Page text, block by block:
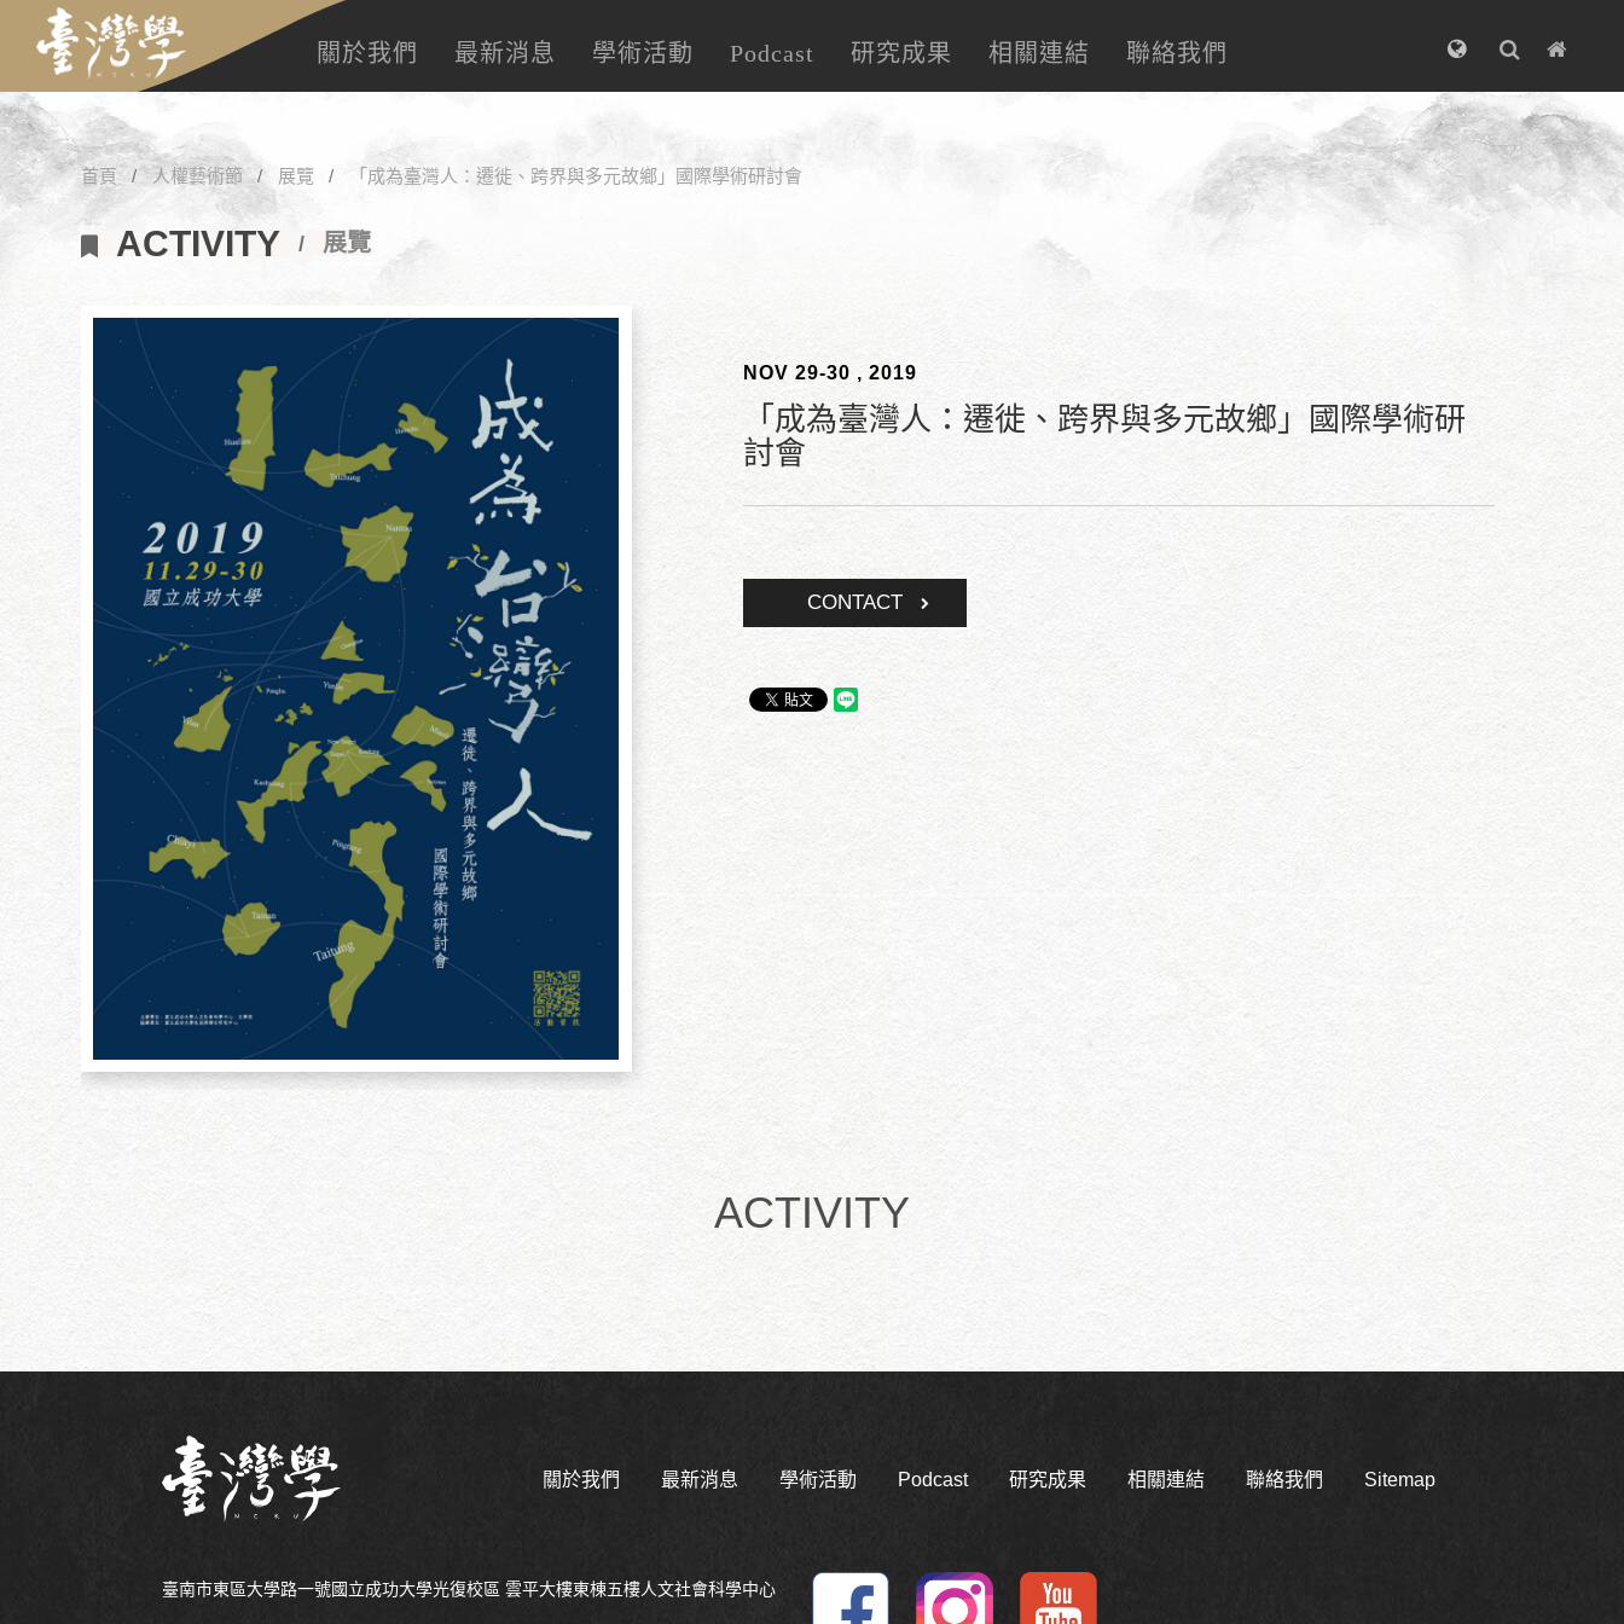
關於我們 最新消息 學術活動 Podcast 研究成果 相關連結 聯絡我們
首頁 人權藝術節 展覽 「成為臺灣人：遷徙、跨界與多元故鄉」國際學術研討會
ACTIVITY 展覽
NOV 29-30 , 2019
「成為臺灣人：遷徙、跨界與多元故鄉」國際學術研
討會
CONTACT
ACTIVITY
關於我們 最新消息 學術活動 Podcast 研究成果 相關連結 聯絡我們 Sitemap
臺南市東區大學路一號國立成功大學光復校區 雲平大樓東棟五樓人文社會科學中心